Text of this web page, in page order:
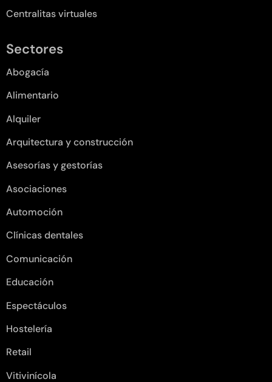
Centralitas virtuales
Sectores
Abogacía
Alimentario
Alquiler
Arquitectura y construcción
Asesorías y gestorías
Asociaciones
Automoción
Clínicas dentales
Comunicación
Educación
Espectáculos
Hostelería
Retail
Vitivinícola